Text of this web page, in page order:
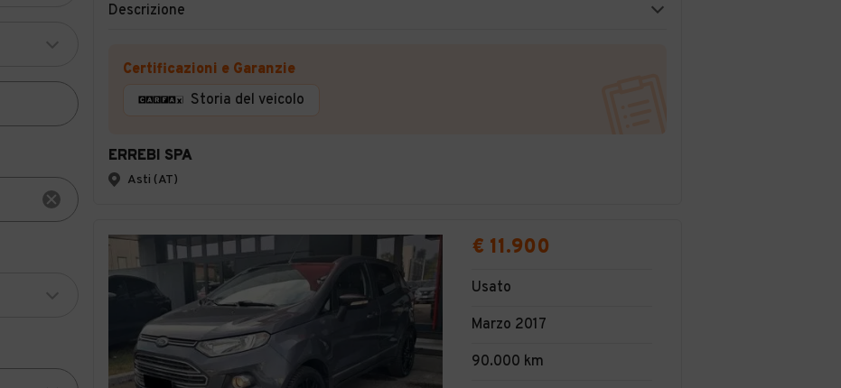
Descrizione
Certificazioni e Garanzie
Storia del veicolo
ERREBI SPA
Asti (AT)
€ 11.900
Usato
Marzo 2017
90.000 km